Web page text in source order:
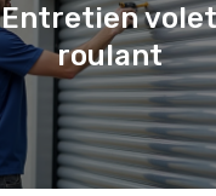
Entretien volet
roulant